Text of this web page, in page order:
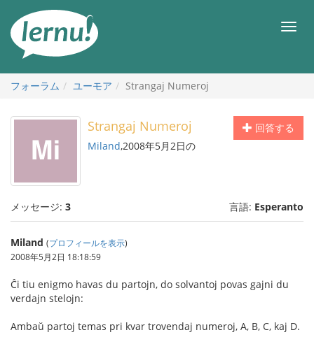
メ
フォーラム
ユーモア Strangaj Numeroj
回答する
Strangaj Numeroj
Miland,2008年5月2日の
メッセージ: 3 言語: Esperanto
Miland (プロフィールを表示)
2008年5月2日 18:18:59
Ĉi tiu enigmo havas du partojn, do solvantoj povas gajni du
verdajn stelojn:
Ambaŭ partoj temas pri kvar trovendaj numeroj, A, B, C, kaj D.